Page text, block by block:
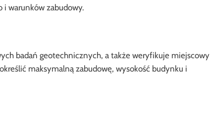
i warunków zabudowy.
badań geotechnicznych, a także weryfikuje miejscowy
maksymalną zabudowę, wysokość budynku i